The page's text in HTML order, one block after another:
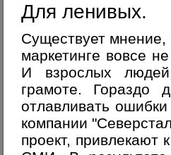
Для ленивых.
Существует
маркетинге вовсе
И взрослых
грамоте. Гораздо
отлавливать
компании
проект, привлекают